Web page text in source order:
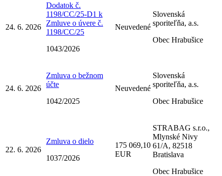
24. 6. 2026
Dodatok č.
1198/CC/25-D1 k
Zmluve o úvere č.
1198/CC/25
1043/2026
Neuvedené
Slovenská
sporiteľňa, a.s.
Obec Hrabušice
24. 6. 2026
Zmluva o bežnom
účte
1042/2025
Neuvedené
Slovenská
sporiteľňa, a.s.
Obec Hrabušice
22. 6. 2026
Zmluva o dielo
1037/2026
175 069,10
EUR
STRABAG s.r.o.,
Mlynské Nivy
61/A, 82518
Bratislava
Obec Hrabušice